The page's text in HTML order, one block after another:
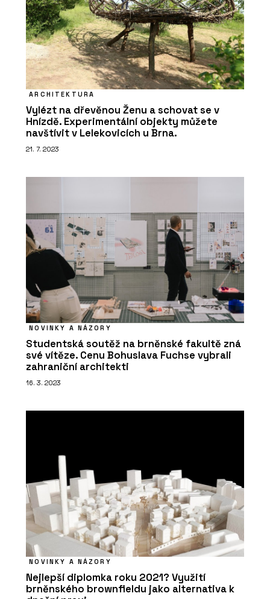
ARCHITEKTURA
Vylézt na dřevěnou Ženu a schovat se v
Hnízdě. Experimentální objekty můžete
navštívit v Lelekovicích u Brna.
21. 7. 2023
NOVINKY A NÁZORY
Studentská soutěž na brněnské fakultě zná
své vítěze. Cenu Bohuslava Fuchse vybrali
zahraniční architekti
16. 3. 2023
NOVINKY A NÁZORY
Nejlepší diplomka roku 2021? Využití
brněnského brownfieldu jako alternativa k